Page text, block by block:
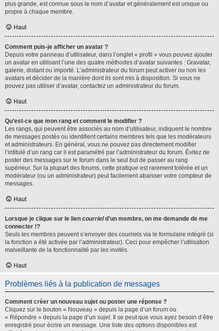
plus grande, est connue sous le nom d’avatar et généralement est unique ou
propre à chaque membre.
Haut
Comment puis-je afficher un avatar ?
Depuis votre panneau d’utilisateur, dans l’onglet « profil » vous pouvez ajouter
un avatar en utilisant l’une des quatre méthodes d’avatar suivantes : Gravatar,
galerie, distant ou importé. L’administrateur du forum peut activer ou non les
avatars et décider de la manière dont ils sont mis à disposition. Si vous ne
pouvez pas utiliser d’avatar, contactez un administrateur du forum.
Haut
Qu’est-ce que mon rang et comment le modifier ?
Les rangs, qui peuvent être associés au nom d’utilisateur, indiquent le nombre
de messages postés ou identifient certains membres tels que les modérateurs
et administrateurs. En général, vous ne pouvez pas directement modifier
l’intitulé d’un rang car il est paramétré par l’administrateur du forum. Évitez de
poster des messages sur le forum dans le seul but de passer au rang
supérieur. Sur la plupart des forums, cette pratique est rarement tolérée et un
modérateur (ou un administrateur) peut facilement abaisser votre compteur de
messages.
Haut
Lorsque je clique sur le lien courrield’un membre, on me demande de me
connecter !?
Seuls les membres peuvent s’envoyer des courriels via le formulaire intégré (si
la fonction a été activée par l’administrateur). Ceci pour empêcher l’utilisation
malveillante de la fonctionnalité par les invités.
Haut
Problèmes liés à la publication de messages
Comment créer un nouveau sujet ou poster une réponse ?
Cliquez sur le bouton « Nouveau » depuis la page d’un forum ou
« Répondre » depuis la page d’un sujet. Il se peut que vous ayez besoin d’être
enregistré pour écrire un message. Une liste des options disponibles est